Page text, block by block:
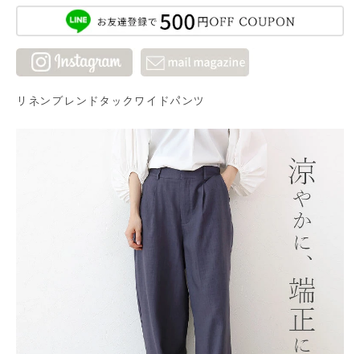
リネンブレンドタックワイドパンツ